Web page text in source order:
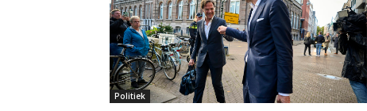
Politiek